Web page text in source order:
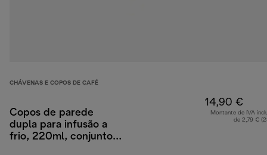
CHÁVENAS E COPOS DE CAFÉ
Copos de parede
dupla para infusão a
frio, 220ml, conjunto
14,90 €
Montante de IVA
de 2,79 €